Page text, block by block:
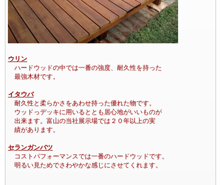
ウリン
ハードウッドの中では一番の強度、耐久性を持った
最強木材です。
イタウバ
耐久性と柔らかさをあわせ持った優れた物です。
ウッドっデッキに用いるととも居心地がいいものが
出来ます。富山の当社展示場では２０年以上の実
績があります。
セランガンバツ
コストパフォーマンスでは一番のハードウッドです。
明るい見ためでさわやかな感じにさせてくれます。